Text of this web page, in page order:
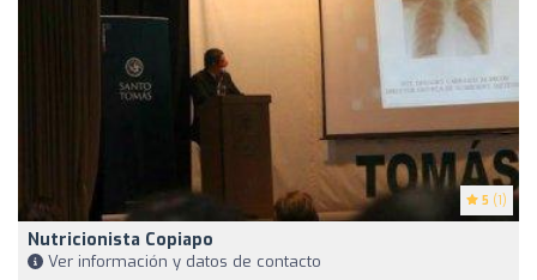
5 (1)
Nutricionista Copiapo
Ver información y datos de contacto